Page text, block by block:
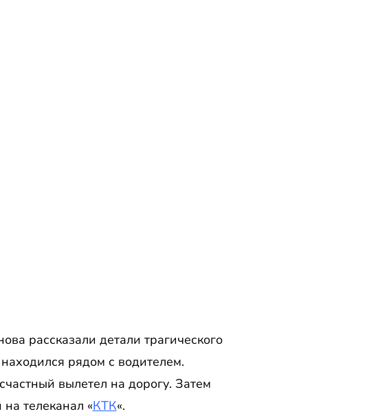
рассказали детали трагического
рядом с водителем.
вылетел на дорогу. Затем
телеканал «КТК«.